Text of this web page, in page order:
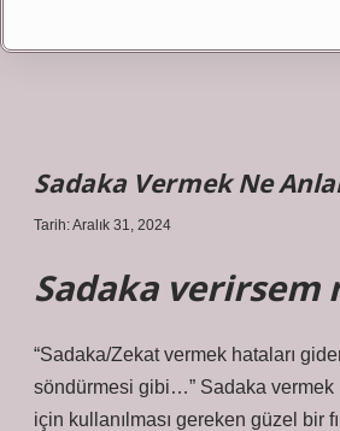
Sadaka Vermek Ne
Tarih: Aralık 31, 2024
Sadaka verirsem
“Sadaka/Zekat vermek hataları
söndürmesi gibi…” Sadaka vermek
için kullanılması gereken güzel bir